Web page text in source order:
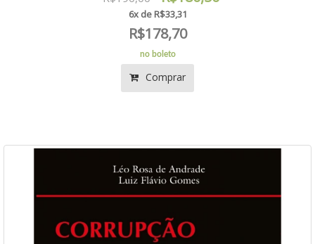
6x de R$33,31
R$178,70
no boleto
Comprar